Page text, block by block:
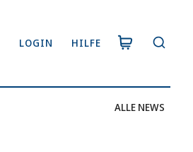
LOGIN HILFE
ALLE NEWS